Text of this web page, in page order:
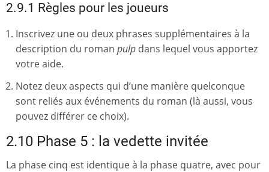
2.9.1 Règles pour les joueurs
Inscrivez une ou deux phrases supplémentaires à la
description du roman pulp dans lequel vous apportez
votre aide.
Notez deux aspects qui d’une manière quelconque
sont reliés aux événements du roman (là aussi, vous
pouvez différer ce choix).
2.10 Phase 5 : la vedette invitée
La phase cinq est identique à la phase quatre, avec pour